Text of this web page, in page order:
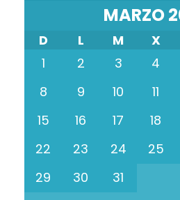
MARZO
D L M X
1
2 3 4
8
9 10 11
15
16 17 18
22
23 24 25
29
30 31